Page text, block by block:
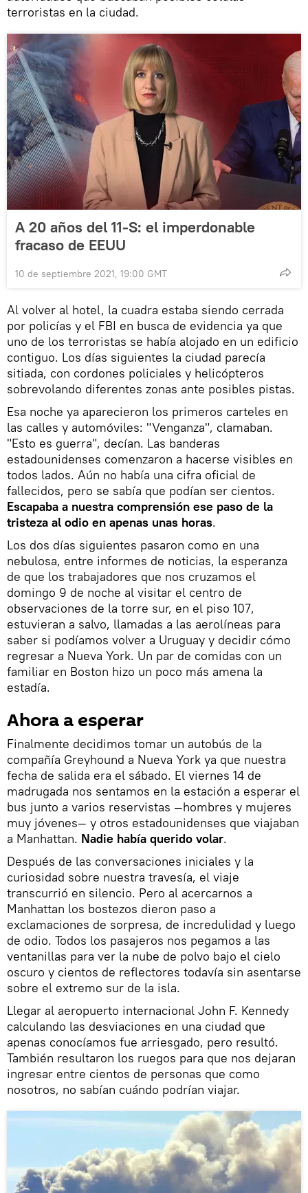
terroristas en la ciudad.
A 20 años del 11-S: el imperdonable
fracaso de EEUU
10 de septiembre 2021, 19:00 GMT
Al volver al hotel, la cuadra estaba siendo cerrada
por policías y el FBI en busca de evidencia ya que
uno de los terroristas se había alojado en un edificio
contiguo. Los días siguientes la ciudad parecía
sitiada, con cordones policiales y helicópteros
sobrevolando diferentes zonas ante posibles pistas.
Esa noche ya aparecieron los primeros carteles en
las calles y automóviles: "Venganza", clamaban.
"Esto es guerra", decían. Las banderas
estadounidenses comenzaron a hacerse visibles en
todos lados. Aún no había una cifra oficial de
fallecidos, pero se sabía que podían ser cientos.
Escapaba a nuestra comprensión ese paso de la
tristeza al odio en apenas unas horas.
Los dos días siguientes pasaron como en una
nebulosa, entre informes de noticias, la esperanza
de que los trabajadores que nos cruzamos el
domingo 9 de noche al visitar el centro de
observaciones de la torre sur, en el piso 107,
estuvieran a salvo, llamadas a las aerolíneas para
saber si podíamos volver a Uruguay y decidir cómo
regresar a Nueva York. Un par de comidas con un
familiar en Boston hizo un poco más amena la
estadía.
Ahora a esperar
Finalmente decidimos tomar un autobús de la
compañía Greyhound a Nueva York ya que nuestra
fecha de salida era el sábado. El viernes 14 de
madrugada nos sentamos en la estación a esperar el
bus junto a varios reservistas —hombres y mujeres
muy jóvenes— y otros estadounidenses que viajaban
a Manhattan. Nadie había querido volar.
Después de las conversaciones iniciales y la
curiosidad sobre nuestra travesía, el viaje
transcurrió en silencio. Pero al acercarnos a
Manhattan los bostezos dieron paso a
exclamaciones de sorpresa, de incredulidad y luego
de odio. Todos los pasajeros nos pegamos a las
ventanillas para ver la nube de polvo bajo el cielo
oscuro y cientos de reflectores todavía sin asentarse
sobre el extremo sur de la isla.
Llegar al aeropuerto internacional John F. Kennedy
calculando las desviaciones en una ciudad que
apenas conocíamos fue arriesgado, pero resultó.
También resultaron los ruegos para que nos dejaran
ingresar entre cientos de personas que como
nosotros, no sabían cuándo podrían viajar.